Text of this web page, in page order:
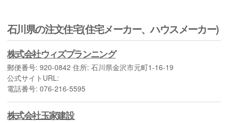
石川県の注文住宅(住宅メーカー、ハウスメーカー)
株式会社ウィズプランニング
郵便番号: 920-0842 住所: 石川県金沢市元町1-16-19
公式サイトURL:
電話番号: 076-216-5595
株式会社玉家建設